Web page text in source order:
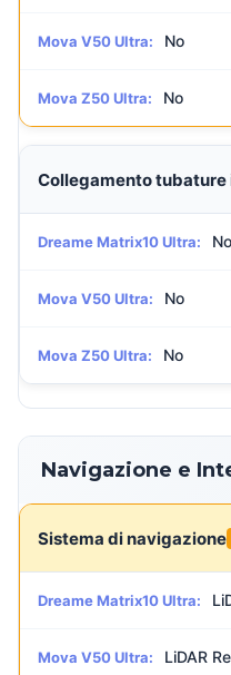
Mova V50 Ultra: No
Mova Z50 Ultra: No
Collegamento
Dreame Matrix10 Ultra: No
Mova V50 Ultra: No
Mova Z50 Ultra: No
Navigazione e
Sistema di navigazione
Dreame Matrix10 Ultra:
Mova V50 Ultra: LiDAR